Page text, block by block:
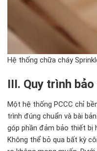
Hệ thống chữa cháy
III. Quy trình b
Một hệ thống PCCC chỉ
trình đúng chuẩn và bài b
góp phần đảm bảo thiết bị
Không thể bỏ qua bất kỳ c